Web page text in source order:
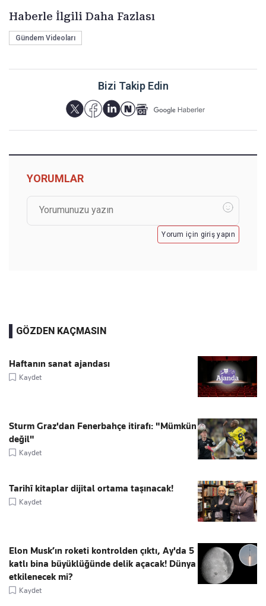
Haberle İlgili Daha Fazlası
Gündem Videoları
Bizi Takip Edin
YORUMLAR
Yorum için giriş yapın
GÖZDEN KAÇMASIN
Haftanın sanat ajandası
Kaydet
Sturm Graz'dan Fenerbahçe itirafı: "Mümkün
değil"
Kaydet
Tarihî kitaplar dijital ortama taşınacak!
Kaydet
Elon Musk’ın roketi kontrolden çıktı, Ay'da 5
katlı bina büyüklüğünde delik açacak! Dünya
etkilenecek mi?
Kaydet